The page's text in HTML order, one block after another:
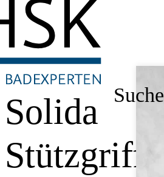
Suche
Solida
Stützgriff,